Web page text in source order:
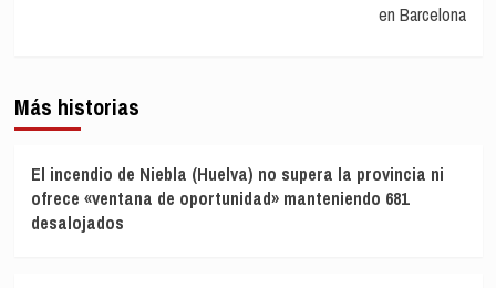
en Barcelona
Más historias
El incendio de Niebla (Huelva) no supera la provincia ni
ofrece «ventana de oportunidad» manteniendo 681
desalojados